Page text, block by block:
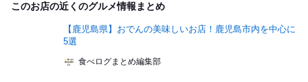
このお店の近くのグルメ情報まとめ
【鹿児島県】おでんの美味しいお店！鹿児島市内を中心に
5選
食べログまとめ編集部